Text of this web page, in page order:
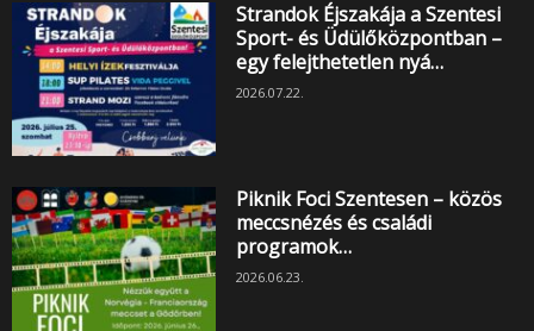
Strandok Éjszakája a Szentesi
Sport- és Üdülőközpontban –
egy felejthetetlen nyá…
2026.07.22.
Piknik Foci Szentesen – közös
meccsnézés és családi
programok…
2026.06.23.